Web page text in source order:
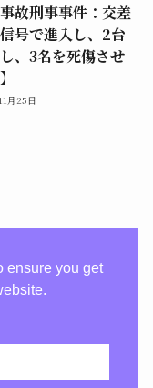
事故刑事事件：交差
号で進入し、2台
、3名を死傷させ
月25日
ensure you get